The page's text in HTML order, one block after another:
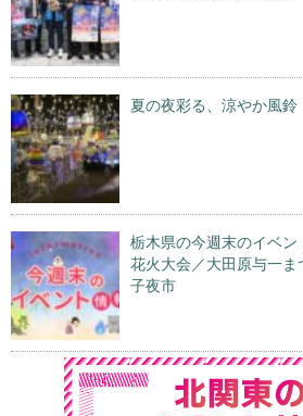
夏の夜彩る、涼やか風
栃木県の今週末のイベ
花火大会／大田原与一
子夜市